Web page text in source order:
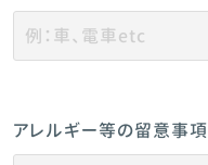
アレルギー等の留意事項